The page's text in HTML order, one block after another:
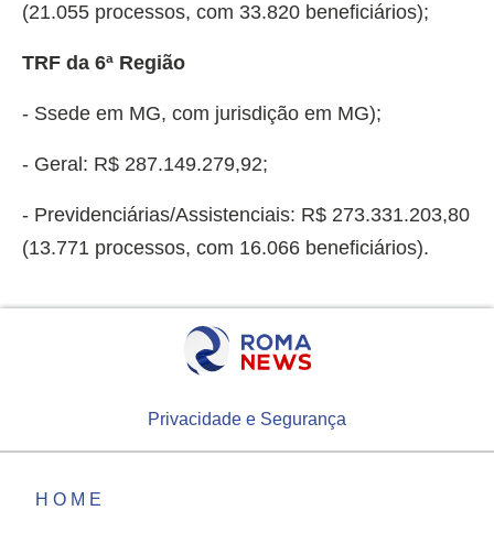
(21.055 processos, com 33.820 beneficiários);
TRF da 6ª Região
- Ssede em MG, com jurisdição em MG);
- Geral: R$ 287.149.279,92;
- Previdenciárias/Assistenciais: R$ 273.331.203,80
(13.771 processos, com 16.066 beneficiários).
Privacidade e Segurança
HOME